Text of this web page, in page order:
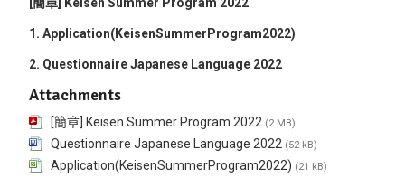
1. Application(KeisenSummerProgram2022)
2. Questionnaire Japanese Language 2022
Attachments
[簡章] Keisen Summer Program 2022 (2 MB)
Questionnaire Japanese Language 2022 (52 kB)
Application(KeisenSummerProgram2022) (21 kB)